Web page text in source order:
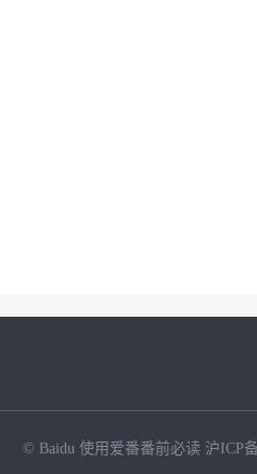
© Baidu 使用爱番番前必读 沪ICP